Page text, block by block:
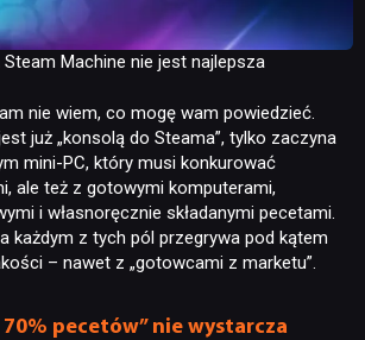
Steam Machine nie jest najlepsza
nie wiem, co mogę wam powiedzieć.
już „konsolą do Steama”, tylko zaczyna
mini-PC, który musi konkurować
ale też z gotowymi komputerami,
i własnoręcznie składanymi pecetami.
każdym z tych pól przegrywa pod kątem
– nawet z „gotowcami z marketu”.
pecetów” nie wystarcza